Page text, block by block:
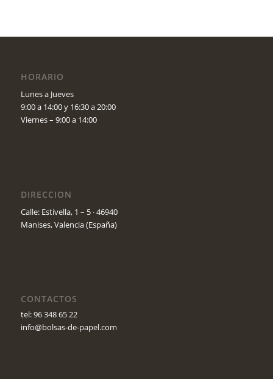
HORARIO
Lunes a Jueves
9:00 a 14:00 y 16:30 a 20:00
Viernes – 9:00 a 14:00
DIRECCION
Calle: Estivella, 1 – 5 · 46940
Manises, Valencia (España)
CONTACTOS
tel: 96 348 65 22
info@bolsas-de-papel.com